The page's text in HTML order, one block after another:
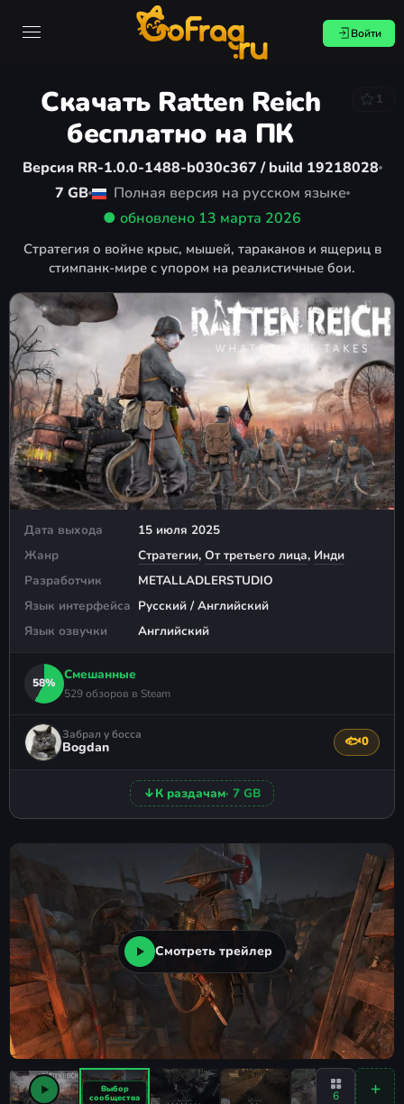
Войти
Скачать Ratten Reich
бесплатно на ПК
1
Версия RR-1.0.0-1488-b030c367 / build 19218028
7 GB
Полная версия на русском языке
● обновлено 13 марта 2026
Стратегия о войне крыс, мышей, тараканов и ящериц в
стимпанк-мире с упором на реалистичные бои.
Дата выхода
15 июля 2025
Жанр
Стратегии, От третьего лица, Инди
Разработчик
METALLADLERSTUDIO
Язык интерфейса Русский / Английский
Язык озвучки
Английский
58%
Смешанные
529 обзоров в Steam
Забрал у босса
Bogdan 🐟0
↓К раздачам· 7 GB
Смотреть трейлер
6